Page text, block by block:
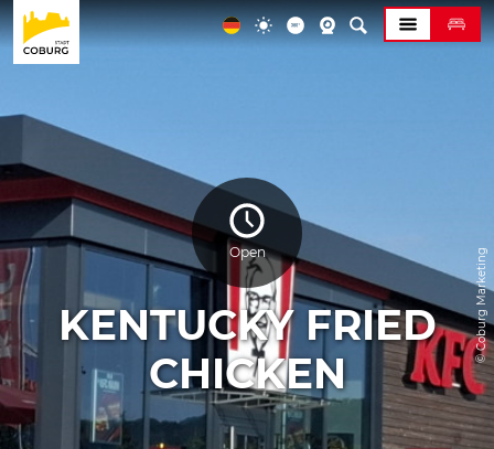
© Coburg Marketing
Open
KENTUCKY FRIED
CHICKEN